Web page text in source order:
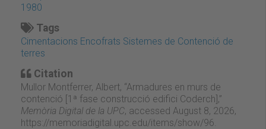
1980
Tags
Cimentacions Encofrats Sistemes de Contenció de
terres
Citation
Mullor Montferrer, Albert, “Armadures en murs de
contenció [1ª fase construcció edifici Coderch],”
Memòria Digital de la UPC, accessed August 8, 2026,
https://memoriadigital.upc.edu/items/show/96